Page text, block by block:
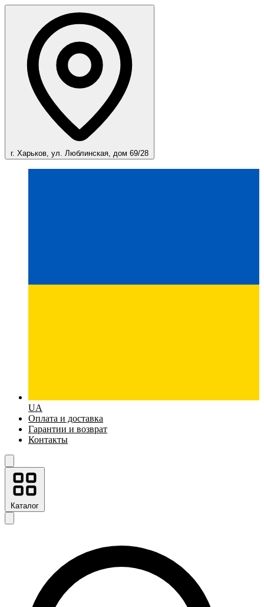
г. Харьков, ул. Люблинская, дом 69/28
UA
Оплата и доставка
Гарантии и возврат
Контакты
Каталог